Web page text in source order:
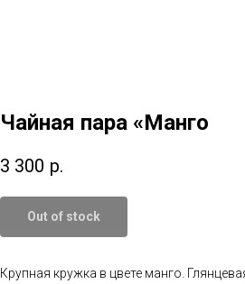
Чайная пара «Манго
3 300 р.
Out of stock
Крупная кружка в цвете манго.